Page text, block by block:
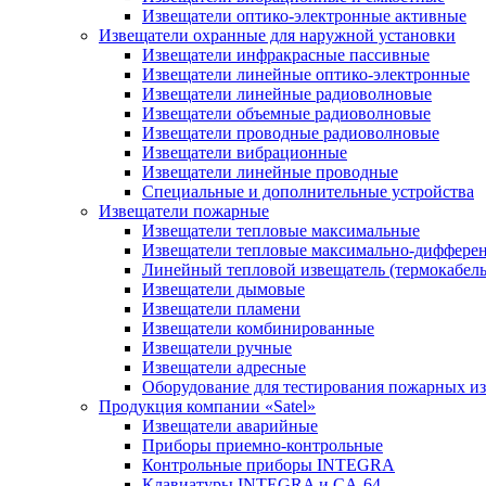
Извещатели оптико-электронные активные
Извещатели охранные для наружной установки
Извещатели инфракрасные пассивные
Извещатели линейные оптико-электронные
Извещатели линейные радиоволновые
Извещатели объемные радиоволновые
Извещатели проводные радиоволновые
Извещатели вибрационные
Извещатели линейные проводные
Специальные и дополнительные устройства
Извещатели пожарные
Извещатели тепловые максимальные
Извещатели тепловые максимально-
Линейный тепловой извещатель
Извещатели дымовые
Извещатели пламени
Извещатели комбинированные
Извещатели ручные
Извещатели адресные
Оборудование для тестирования пожарных
Продукция компании «Satel»
Извещатели аварийные
Приборы приемно-контрольные
Контрольные приборы INTEGRA